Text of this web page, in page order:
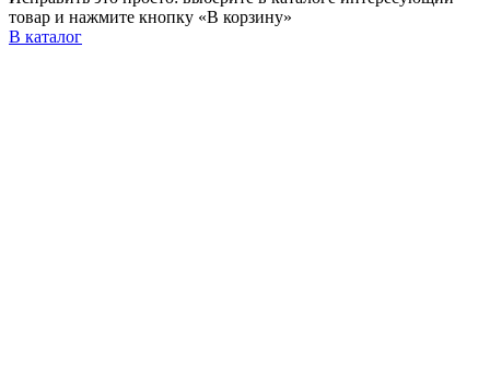
товар и нажмите кнопку «В корзину»
В каталог